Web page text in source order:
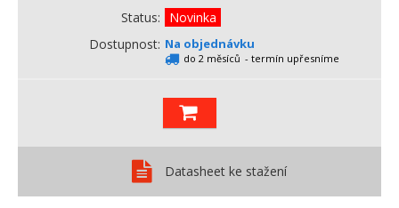
Status
Novinka
Dostupnost Na objednávku
do 2 měsíců - termín upřesníme
Datasheet ke stažení